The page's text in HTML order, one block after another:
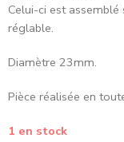
Celui-ci est assemblé
réglable.
Diamètre 23mm.
Pièce réalisée en
1 en stock